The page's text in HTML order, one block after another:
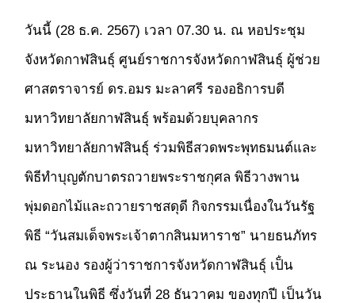
วันนี้ (28 ธ.ค. 2567) เวลา 07.30 น. ณ หอประชุม
จังหวัดกาฬสินธุ์ ศูนย์ราชการจังหวัดกาฬสินธุ์ ผู้ช่วย
ศาสตราจารย์ ดร.อมร มะลาศรี รองอธิการบดี
มหาวิทยาลัยกาฬสินธุ์ พร้อมด้วยบุคลากร
มหาวิทยาลัยกาฬสินธุ์ ร่วมพิธีสวดพระพุทธมนต์และ
พิธีทำบุญตักบาตรถวายพระราชกุศล พิธีวางพาน
พุ่มดอกไม้และถวายราชสดุดี กิจกรรมเนื่องในวันรัฐ
พิธี “วันสมเด็จพระเจ้าตากสินมหาราช” นายธนภัทร
ณ ระนอง รองผู้ว่าราชการจังหวัดกาฬสินธุ์ เป็่น
ประธานในพิธี ซึ่งวันที่ 28 ธันวาคม ของทุกปี เป็นวัน